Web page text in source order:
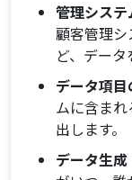
管理シス
顧客管理
ど、データ
データ項
ムに含ま
出します。
データ生